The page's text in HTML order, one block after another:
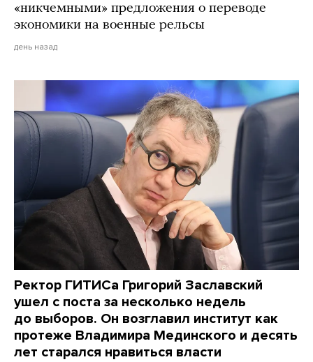
«никчемными» предложения о переводе
экономики на военные рельсы
день назад
Ректор ГИТИСа Григорий Заславский
ушел с поста за несколько недель
до выборов. Он возглавил институт как
протеже Владимира Мединского и десять
лет старался нравиться власти